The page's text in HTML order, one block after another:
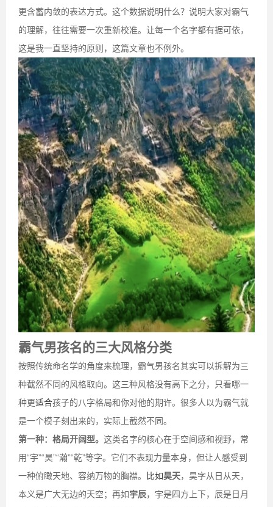
更含蓄内敛的表达方式。这个数据说明什么？说明大家对霸气
的理解，往往需要一次重新校准。让每一个名字都有据可依，
这是我一直坚持的原则，这篇文章也不例外。
霸气男孩名的三大风格分类
按照传统命名学的角度来梳理，霸气男孩名其实可以拆解为三
种截然不同的风格取向。这三种风格没有高下之分，只看哪一
种更适合孩子的八字格局和你对他的期许。很多人以为霸气就
是一个模子刻出来的，实际上截然不同。
第一种：格局开阔型。 这类名字的核心在于空间感和视野，常
用“宇”“昊”“瀚”“乾”等字。它们不表现力量本身，但让人感受到
一种俯瞰天地、容纳万物的胸襟。
比如昊天，昊字从日从天，
本义是广大无边的天空；再如宇辰，宇是四方上下，辰是日月